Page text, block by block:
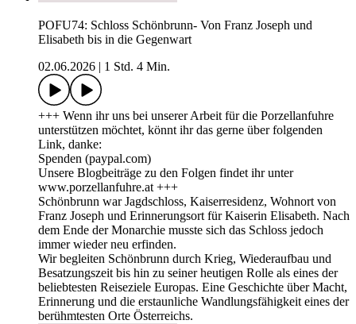
POFU74: Schloss Schönbrunn- Von Franz Joseph und
Elisabeth bis in die Gegenwart
02.06.2026
1 Std. 4 Min.
+++ Wenn ihr uns bei unserer Arbeit für die Porzellanfuhre
unterstützen möchtet, könnt ihr das gerne über folgenden
Link, danke:
Spenden (paypal.com)
Unsere Blogbeiträge zu den Folgen findet ihr unter
www.porzellanfuhre.at +++
Schönbrunn war Jagdschloss, Kaiserresidenz, Wohnort von
Franz Joseph und Erinnerungsort für Kaiserin Elisabeth. Nach
dem Ende der Monarchie musste sich das Schloss jedoch
immer wieder neu erfinden.
Wir begleiten Schönbrunn durch Krieg, Wiederaufbau und
Besatzungszeit bis hin zu seiner heutigen Rolle als eines der
beliebtesten Reiseziele Europas. Eine Geschichte über Macht,
Erinnerung und die erstaunliche Wandlungsfähigkeit eines der
berühmtesten Orte Österreichs.